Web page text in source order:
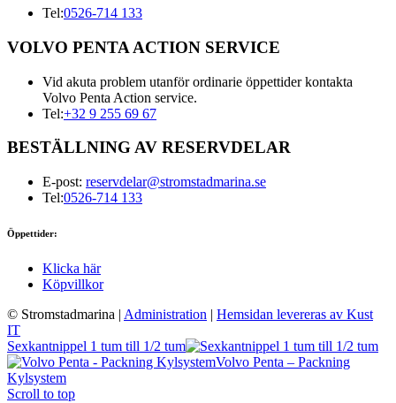
Tel:0526-714 133
VOLVO PENTA ACTION SERVICE
Vid akuta problem utanför ordinarie öppettider kontakta
Volvo Penta Action service.
Tel:+32 9 255 69 67
BESTÄLLNING AV RESERVDELAR
E-post: reservdelar@stromstadmarina.se
Tel:0526-714 133
Öppettider:
Klicka här
Köpvillkor
© Stromstadmarina | Administration | Hemsidan levereras av Kust
IT
Sexkantnippel 1 tum till 1/2 tum
Volvo Penta – Packning
Kylsystem
Scroll to top